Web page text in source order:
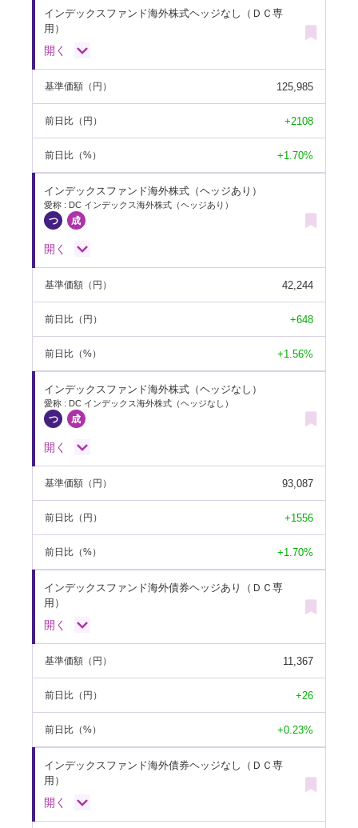
インデックスファンド海外株式ヘッジなし（ＤＣ専
用）
開く
基準価額 （円） 125,985
前日比 （円） +2108
前日比 （%） +1.70%
インデックスファンド海外株式（ヘッジあり）
愛称 : DC インデックス海外株式（ヘッジあり）
開く
基準価額 （円） 42,244
前日比 （円） +648
前日比 （%） +1.56%
インデックスファンド海外株式（ヘッジなし）
愛称 : DC インデックス海外株式（ヘッジなし）
開く
基準価額 （円） 93,087
前日比 （円） +1556
前日比 （%） +1.70%
インデックスファンド海外債券ヘッジあり（ＤＣ専
用）
開く
基準価額 （円） 11,367
前日比 （円） +26
前日比 （%） +0.23%
インデックスファンド海外債券ヘッジなし（ＤＣ専
用）
開く